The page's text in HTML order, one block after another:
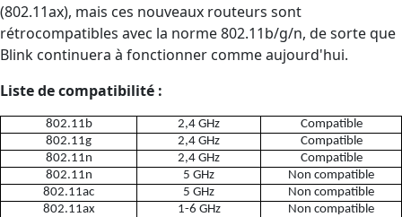
(802.11ax), mais ces nouveaux routeurs sont
rétrocompatibles avec la norme 802.11b/g/n, de sorte que
Blink continuera à fonctionner comme aujourd'hui.
Liste de compatibilité :
802.11b 2,4 GHz
Compatible
802.11g
2,4 GHz
Compatible
802.11n
2,4 GHz
Compatible
802.11n
5 GHz
Non compatible
802.11ac
5 GHz
Non compatible
802.11ax
1-6 GHz
Non compatible